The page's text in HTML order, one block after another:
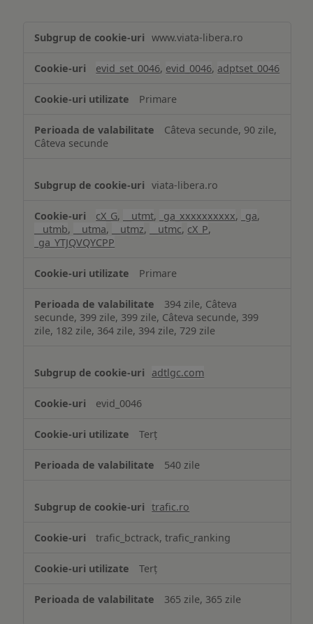
www.viata-libera.ro
evid_set_0046, evid_0046, adptset_0046
Primare
Câteva secunde, 90 zile,
Câteva secunde
viata-libera.ro
cX_G, __utmt, _ga_xxxxxxxxxx, _ga,
__utmb, __utma, __utmz, __utmc, cX_P,
_ga_YTJQVQYCPP
Primare
394 zile, Câteva
secunde, 399 zile, 399 zile, Câteva secunde, 399
zile, 182 zile, 364 zile, 394 zile, 729 zile
adtlgc.com
evid_0046
Terț
540 zile
trafic.ro
trafic_bctrack, trafic_ranking
Terț
365 zile, 365 zile